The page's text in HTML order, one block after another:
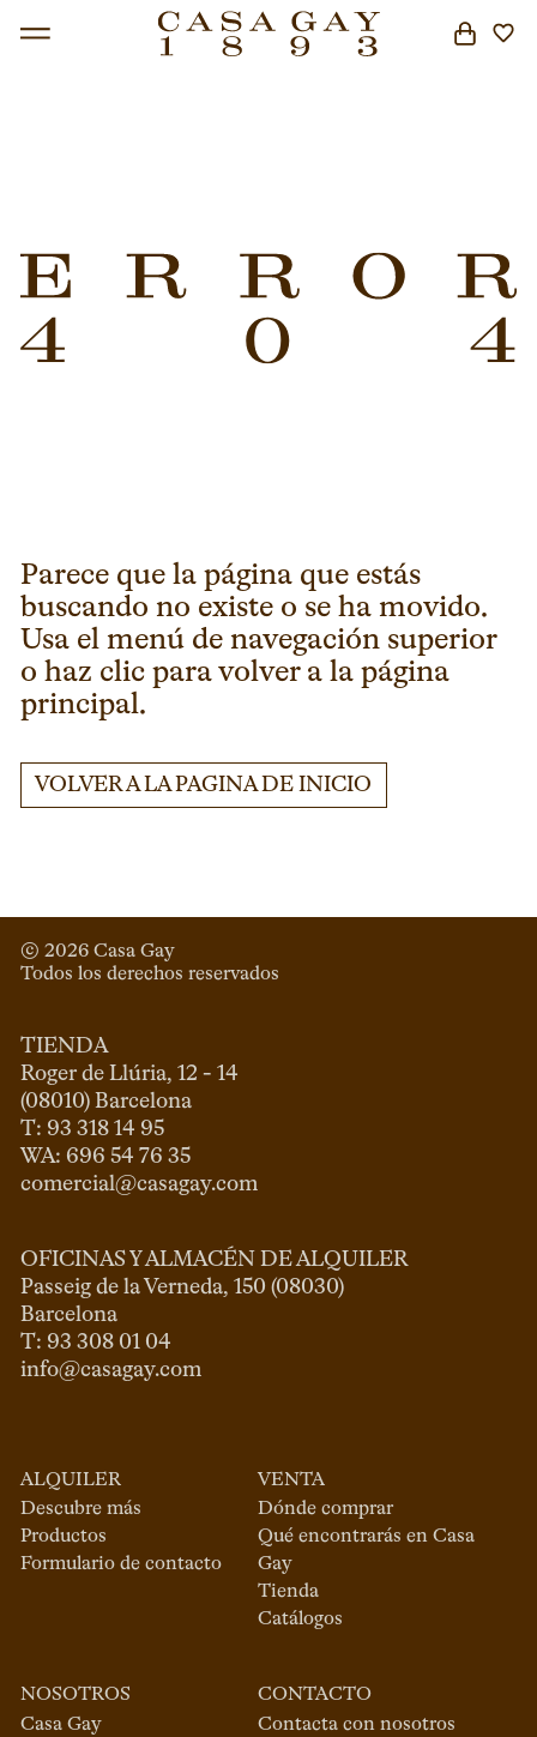
Parece que la página que estás
buscando no existe o se ha movido.
Usa el menú de navegación superior
o haz clic para volver a la página
principal.
VOLVER A LA PAGINA DE INICIO
© 2026 Casa Gay
Todos los derechos reservados
TIENDA
Roger de Llúria, 12 - 14
(08010) Barcelona
T: 93 318 14 95
comercial@casagay.com
OFICINAS Y ALMACÉN DE ALQUILER
Passeig de la Verneda, 150 (08030)
Barcelona
info@casagay.com
ALQUILER
Descubre más
Productos
Formulario de contacto
VENTA
Dónde comprar
Qué encontrarás en Casa
Gay
Tienda
Catálogos
NOSOTROS
Casa Gay
CONTACTO
Contacta con nosotros